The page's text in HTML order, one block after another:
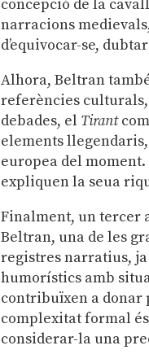
concepció de la
narracions
d’equivocar-se,
Alhora, Beltran
referències
debades, el Tirant
elements
europea del moment.
expliquen la seua
Finalment, un tercer
Beltran, una de les
registres narratius, ja
humorístics amb
contribuïxen a donar
complexitat formal
considerar-la una